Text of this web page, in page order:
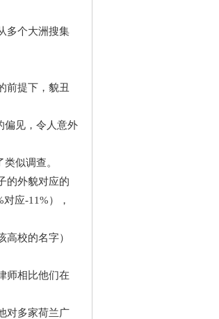
多个大洲搜集
前提下，貌丑
偏见，令人意外
似调查。
的外貌对应的
应-11%），
校的名字）
师相比他们在
对多家荷兰广